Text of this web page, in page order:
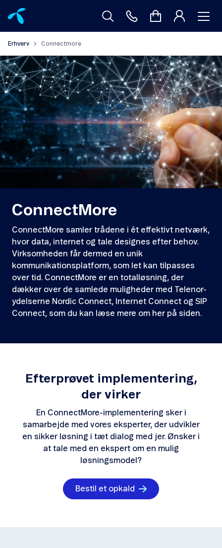
Erhverv Connectmore
ConnectMore
ConnectMore samler trådene i ét effektivt netværk,
hvor data, internet og tale designes efter behov.
Virksomheden får dermed en unik
kommunikationsplatform, som let kan tilpasses
over tid. ConnectMore er en totalløsning, der
dækker over de samlede muligheder med Telenor-
ydelserne Nordic Connect, Internet Connect og SIP
Connect, som du kan læse mere om her på siden.
Efterprøvet implementering,
der virker
En ConnectMore-implementering sker i
samarbejde med vores eksperter, der udvikler
en sikker løsning i tæt dialog med jer. Ønsker i
at tale med en ekspert om en mulig
løsningsmodel?
Bestil et opkald